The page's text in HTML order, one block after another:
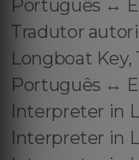
Português ↔️
Tradutor
Longboat
Português ↔️
Interpreter in
Interpreter in